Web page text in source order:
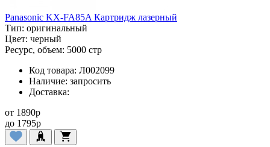
Panasonic KX-FA85A Картридж лазерный
Тип: оригинальный
Цвет: черный
Ресурс, объем: 5000 стр
Код товара: Л002099
Наличие: запросить
Доставка:
от 1890p
до 1795p